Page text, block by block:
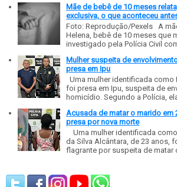
Mãe de bebê de 10 meses
exclusiva, o que aconteceu
Foto: Reprodução/Pexels A
Helena, bebê de 10 meses que
investigado pela Polícia Civil
Mulher suspeita de
presa em Ipu
Uma mulher identificada como
foi presa em Ipu, suspeita de
homicídio. Segundo a Polícia, ela
Acusada de matar o marido em
presa por nova morte
Uma mulher identificada
da Silva Alcântara, de 23 anos,
flagrante por suspeita de matar